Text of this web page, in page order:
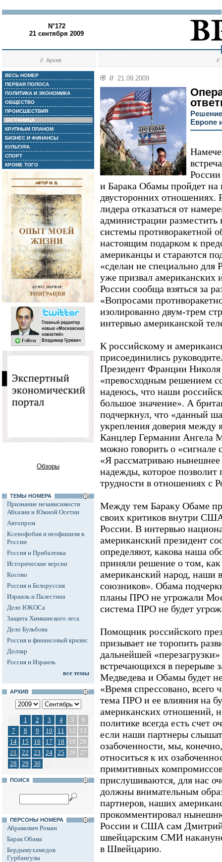
N°172
21 сентября 2009
//Архив //
ВЕСЬ НОМЕР
ПЕРВАЯ ПОЛОСА
ПОЛИТИКА И ЭКОНОМИКА
ОБЩЕСТВО
ПРОИСШЕСТВИЯ
ЗАГРАНИЦА
КРУПНЫМ ПЛАНОМ
БИЗНЕС И ФИНАНСЫ
КУЛЬТУРА
СПОРТ
КРОМЕ ТОГО
Обзоры
ТЕМЫ НОМЕРА
Признание независимости
Абхазии и Южной Осетии
Автопром
Ксенофобия и неофашизм в
России
Россия и Прибалтика
Исторические версии
Косово
Россия и Белоруссия
Израиль и Палестина
Дело ЮКОСа
Защита Химкинского леса
Дело Бульбова
Россия и финансовый кризис
Доллар
Россия и Израиль
все темы
АРХИВ
1 2 3 4 5
6
7
8 9 10 11 12
13
14
15 16 17 18 19 20
21
22 23 24 25 26 27
28
29 30
ПОИСК
ПЕРСОНЫ НОМЕРА
Абрамович Роман
Барак Обама
Бердымухамедов
Гурбангулы
// 21.09.2009
Европе
и Барака Обамы пройдет на
двусторонних отношениях.
лидера отказаться от
администрации
системы противоракетной
настоящим подарком к
американцы и стараются
«сделан не специально
уже призвал американских
России сообща взяться за
«Вопросами
изолированно двум-трем
интервью американской
К российскому и
присоединились
Президент Франции
«превосходным решением
надеюсь, что наши
большое значение». А
подчеркнул, что «данный
укрепления доверия
Канцлер Германии Ангела
можно говорить о «сигнале
«Я рассматриваю
надежды, которое
трудности в отношениях с
Между тем Бараку Обаме
своих критиков внутри
России. В интервью
американский президент
определяют, какова наша
приняли решение о том,
американский народ, наши
союзников». Обама
планы ПРО не угрожали
система ПРО не будет
Помощник российского
призывает не торопить
дальнейшей
встречающихся в перерыве
Медведева и Обамы будет
«Время спрессовано, всего
тема ПРО и ее влияния на
американских отношений,
политике всегда есть счет
если наши партнеры
озабоченности, мы,
относиться к их
примитивных
прислушиваются, для нас
должны внимательным
партнеров, наших
прокомментировал
России и США сам
швейцарским СМИ
в Швейцарию.